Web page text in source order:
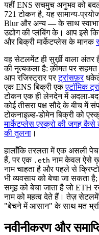
यहीं ENS सचमुच अनुभव को
721 टोकन है, यह सामान्य-
Blur और अन्य — के साथ
उद्योग की प्लंबिंग के। आप इसे
और बिक्री मार्केटप्लेस के मानक
वह सेटलमेंट ही सुर्ख़ी वाला अंतर
की नृत्यकला है: क़ीमत पर सहमत
आप रजिस्ट्रार परट्रांसफ़र
एक ENS बिक्री एकएटॉमिक
टोकन एक ही लेनदेन में अदला-
कोई तीसरा पक्ष सौदे के बीच में
टोकनाइज़्ड-डोमेन बिक्री को
मार्केटप्लेस एस्क्रो की जगह कैसे
की तुलना ।
हालाँकि तरलता में एक असली
हैं, पर एक .eth नाम केवल ऐसे
नाम चाहता है और पहले से
भी व्यवसाय को बेचा जा सकता है;
समूह को बेचा जाता है जो
नाम को महत्व देते हैं। तेज़
"बेचने में आसान" के साथ मत
नवीनीकरण और